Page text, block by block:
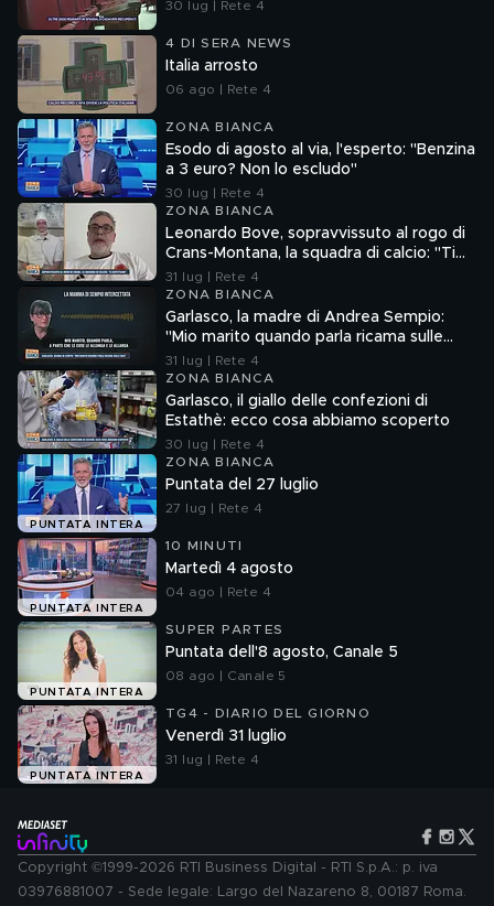
30 lug | Rete 4
4 DI SERA NEWS
Italia arrosto
06 ago | Rete 4
ZONA BIANCA
Esodo di agosto al via, l'esperto: "Benzina
a 3 euro? Non lo escludo"
30 lug | Rete 4
ZONA BIANCA
Leonardo Bove, sopravvissuto al rogo di
Crans-Montana, la squadra di calcio: "Ti
aspettiamo"
31 lug | Rete 4
ZONA BIANCA
Garlasco, la madre di Andrea Sempio:
"Mio marito quando parla ricama sulle
cose"
31 lug | Rete 4
ZONA BIANCA
Garlasco, il giallo delle confezioni di
Estathè: ecco cosa abbiamo scoperto
30 lug | Rete 4
PUNTATA INTERA
ZONA BIANCA
Puntata del 27 luglio
27 lug | Rete 4
PUNTATA INTERA
10 MINUTI
Martedì 4 agosto
04 ago | Rete 4
PUNTATA INTERA
SUPER PARTES
Puntata dell'8 agosto, Canale 5
08 ago | Canale 5
PUNTATA INTERA
TG4 - DIARIO DEL GIORNO
Venerdì 31 luglio
31 lug | Rete 4
Copyright ©1999-2026 RTI Business Digital - RTI S.p.A.: p. iva
03976881007 - Sede legale: Largo del Nazareno 8, 00187 Roma.